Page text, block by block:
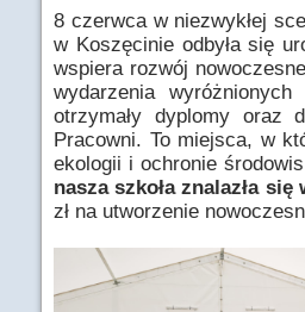
8 czerwca w niezwykłej
w Koszęcinie odbyła się
wspiera rozwój
wydarzenia
otrzymały dyplomy oraz
Pracowni. To miejsca, w
ekologii i ochronie
nasza szkoła znalazła
zł na utworzenie